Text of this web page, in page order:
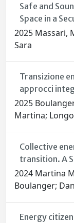
Safe and
Space in a
2025 Massari,
Sara
Transizione
approcci
2025
Martina;
Collective
transition. A
2024 Martina
Boulanger;
Energy